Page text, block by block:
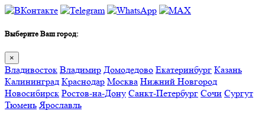
Выберите Ваш город:
×
Владивосток Владимир Домодедово Екатеринбург Казань
Калининград Краснодар Москва Нижний Новгород
Новосибирск Ростов-на-Дону Санкт-Петербург Сочи Сургут
Тюмень Ярославль